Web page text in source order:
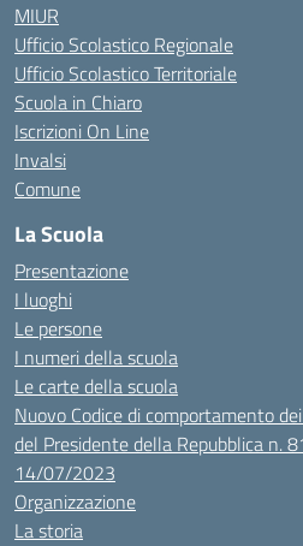
MIUR
Ufficio Scolastico Regionale
Ufficio Scolastico Territoriale
Scuola in Chiaro
Iscrizioni On Line
Invalsi
Comune
La Scuola
Presentazione
I luoghi
Le persone
I numeri della scuola
Le carte della scuola
Nuovo Codice di comportamento
del Presidente della Repubblica n.
14/07/2023
Organizzazione
La storia